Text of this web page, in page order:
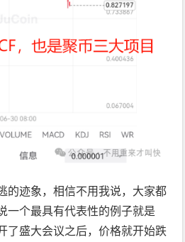
的迹象，相信不用我说，大家都
一个最具有代表性的例子就是
了盛大会议之后，价格就开始跌